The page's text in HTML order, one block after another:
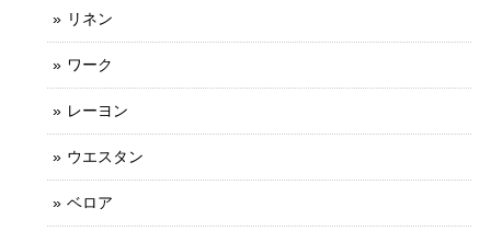
リネン
ワーク
レーヨン
ウエスタン
ベロア